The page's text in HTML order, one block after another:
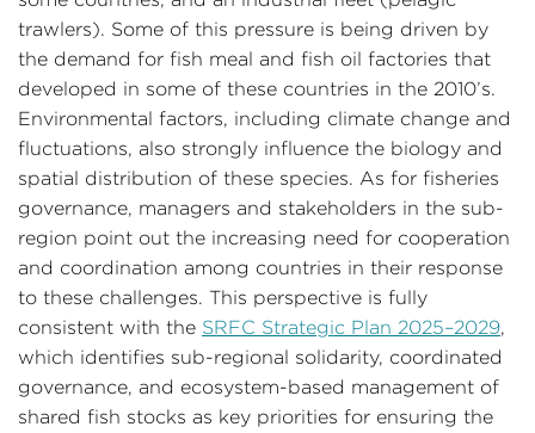
trawlers). Some of this pressure is being driven by
the demand for fish meal and fish oil factories that
developed in some of these countries in the 2010’s.
Environmental factors, including climate change and
fluctuations, also strongly influence the biology and
spatial distribution of these species. As for fisheries
governance, managers and stakeholders in the sub-
region point out the increasing need for cooperation
and coordination among countries in their response
to these challenges. This perspective is fully
consistent with the SRFC Strategic Plan 2025–2029,
which identifies sub-regional solidarity, coordinated
governance, and ecosystem-based management of
shared fish stocks as key priorities for ensuring the